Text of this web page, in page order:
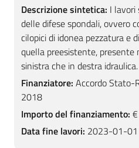
Descrizione sintetica: I lavori
delle difese spondali, ovvero
cilopici di idonea pezzatura e
quella preesistente,
sinistra che in destra
Finanziatore: Accordo Stato-
2018
Importo del finanziamento:
Data fine lavori: 2023-01-01